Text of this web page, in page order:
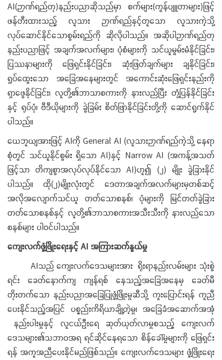
AI(ဉာဏ်ရည်တု)နည်းပညာဆိုသည်မှာ စက်များ(ကွန်ပျူတာများ)ဖြင့်
ဖန်တီးထားသည့် လူသား ဉာဏ်ရည်နှင့်တူသော လူသားကဲ့သို့
လုပ်ဆောင်နိုင်သောစွမ်းရည်ကို ဆိုလိုပါသည်။ အဆိုပါဉာဏ်ရည်တု
နည်းပညာဖြင့် အချက်အလက်များ၊ ပုံစံများကို သင်ယူမွမ်းမံနိုင်ခြင်း၊
ပြဿနာများကို ဖြေရှင်းနိုင်ခြင်း၊ ဆုံးဖြတ်ချက်များ ချနိုင်ခြင်း၊
ရှုပ်ထွေးသော အခြေအနေများတွင် အကောင်းဆုံးဖြေရှင်းနည်းကို
ရှာဖွေနိုင်ခြင်း၊ လူတို့၏ဘာသာစကားကို နားလည်ပြီး တုံ့ပြန်နိုင်ခြင်း
နှင့် ရုပ်ပုံ၊ ဗီဒီယိုများကို ခွဲခြမ်း စိတ်ဖြာနိုင်ခြင်းတို့ကို ဆောင်ရွက်နိုင်
ပါသည်။
ယေဘူယျအားဖြင့် AIကို General AI (လူသားဉာဏ်ရည်ကဲ့သို့ နေရာ
စုံတွင် သင်ယူနိုင်စွမ်း ရှိသော AI)နှင့် Narrow AI (အကန့်အသတ်
ဖြင့်သာ တိကျစွာအလုပ်လုပ်နိုင်သော AI)ဟူ၍ (၂) မျိုး ခွဲခြားနိုင်
ပါသည်။ ထို(၂)မျိုးလုံးတွင် ဒေတာအချက်အလက်များမှတစ်ဆင့်
အလိုအလျောက်သင်ယူ တတ်သောစနစ်၊ ပုံများကို မြင်တတ်ခွဲခြား
တတ်သောစနစ်နှင့် လူတို့၏ဘာသာစကားအသီးသီးကို နားလည်သော
စနစ်များ ပါဝင်ပါသည်။
ကျေးလက်ဖွံ့ဖြိုးရေးနှင့် AI အကြားဆက်နွယ်မှု
AIသည် ကျေးလက်ဒေသများအား ရိုးရာနည်းလမ်းများ သုံးစွဲ
ရင်း ခေတ်နောက်ကျ ကျန်ရစ် နေသည့်အခြေအနေမှ ခေတ်မီ
တိုးတက်သော နည်းပညာအခြေပြုဖွံ့ဖြိုးမှုဆီသို့ ကူးပြောင်းရန် ကူညီ
ပေးနိုင်သည့်အပြင် ပစ္စည်းကိရိယာချို့တဲ့မှု၊ အခြေခံအဆောက်အအုံ
နည်းပါးမှုနှင့် လူငယ်ဦးရေ ဆုတ်ယုတ်လာမှုစသည့် ကျေးလက်
ဒေသများ၏သဘာဝအရ ရင်ဆိုင်နေရသော စိန်ခေါ်မှုများကို ဖြေရှင်း
ရန် အကူအညီပေးနိုင်မည်ဖြစ်သည်။ ကျေးလက်ဒေသများ ဖွံ့ဖြိုးရေး